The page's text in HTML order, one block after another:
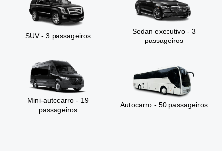
SUV - 3 passageiros
Sedan executivo - 3
passageiros
Mini-autocarro - 19
passageiros
Autocarro - 50 passageiros